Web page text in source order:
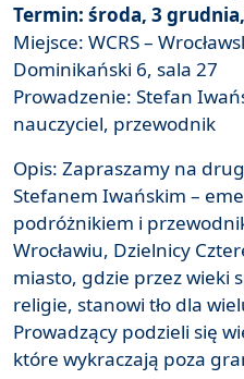
Termin: środa, 3
Miejsce: WCRS –
Dominikański 6, sala 27
Prowadzenie: Stefan
nauczyciel, przewodnik
Opis: Zapraszamy na
Stefanem Iwańskim –
podróżnikiem i
Wrocławiu, Dzielnicy
miasto, gdzie przez wieki
religie, stanowi tło dla
Prowadzący podzieli się
które wykraczają poza